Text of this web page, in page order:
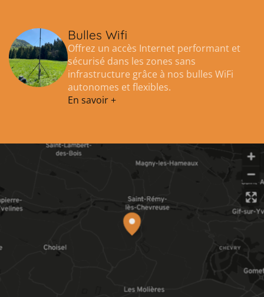
Bulles Wifi
Offrez un accès Internet performant et
sécurisé dans les zones sans
infrastructure grâce à nos bulles WiFi
autonomes et flexibles.
En savoir +